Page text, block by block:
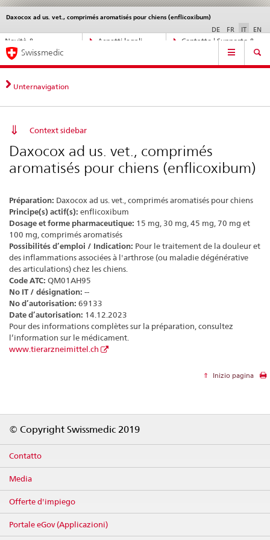
Navigazione
diretta:
novità,
legali,
Novità &
Aspetti legali,
Contatto | Supporto &
Daxocox ad us. vet., comprimés aromatisés pour chiens (enflicoxibum)
DE FR IT EN
Service
Navigation
Swissmedic
Unternavigation
Context sidebar
Daxocox ad us. vet., comprimés
aromatisés pour chiens (enflicoxibum)
Préparation: Daxocox ad us. vet., comprimés aromatisés pour chiens
Principe(s) actif(s): enflicoxibum
Dosage et forme pharmaceutique: 15 mg, 30 mg, 45 mg, 70 mg et
100 mg, comprimés aromatisés
Possibilités d’emploi / Indication: Pour le traitement de la douleur et
des inflammations associées à l'arthrose (ou maladie dégénérative
des articulations) chez les chiens.
Code ATC: QM01AH95
No IT / désignation: --
No d’autorisation: 69133
Date d’autorisation: 14.12.2023
Pour des informations complètes sur la préparation, consultez
l’information sur le médicament.
www.tierarzneimittel.ch
Inizio pagina
© Copyright Swissmedic 2019
Contatto
Media
Offerte d'impiego
Portale eGov (Applicazioni)